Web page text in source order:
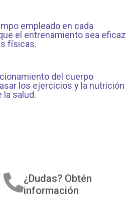
empleado en cada
el entrenamiento sea eficaz
físicas.
del cuerpo
los ejercicios y la nutrición
la salud.
¿Dudas? Obtén
información